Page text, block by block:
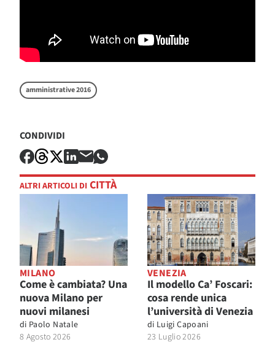
amministrative 2016
CONDIVIDI
ALTRI ARTICOLI DI CITTÀ
MILANO
Come è cambiata? Una
nuova Milano per
nuovi milanesi
di Paolo Natale
8 Agosto 2026
VENEZIA
Il modello Ca’ Foscari:
cosa rende unica
l’università di Venezia
di Luigi Capoani
23 Luglio 2026